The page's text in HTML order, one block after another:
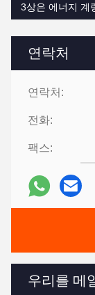
연락처
연락처:
전화:
팩스:
우리를 메
3상은 에너지 계